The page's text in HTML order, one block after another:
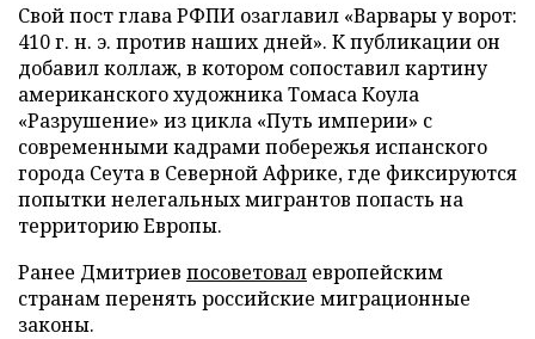
Свой пост глава РФПИ озаглавил «Варвары у ворот:
410 г. н. э. против наших дней». К публикации он
добавил коллаж, в котором сопоставил картину
американского художника Томаса Коула
«Разрушение» из цикла «Путь империи» с
современными кадрами побережья испанского
города Сеута в Северной Африке, где фиксируются
попытки нелегальных мигрантов попасть на
территорию Европы.
Ранее Дмитриев посоветовал европейским
странам перенять российские миграционные
законы.